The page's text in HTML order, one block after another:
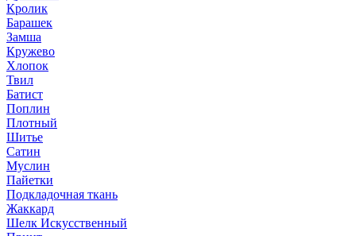
Кролик
Барашек
Замша
Кружево
Хлопок
Твил
Батист
Поплин
Плотный
Шитье
Сатин
Муслин
Пайетки
Подкладочная ткань
Жаккард
Шелк Искусственный